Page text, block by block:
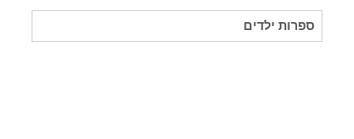
חיפוש
עבור: